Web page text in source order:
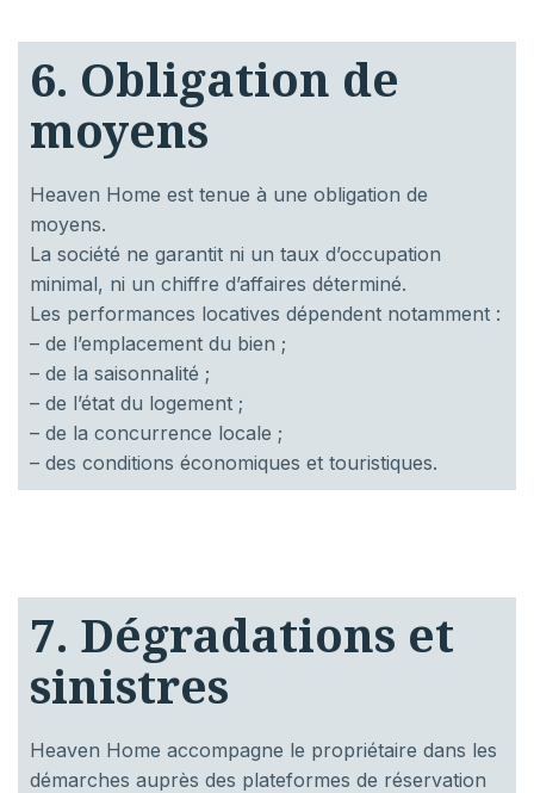
6. Obligation de
moyens
Heaven Home est tenue à une obligation de
moyens.
La société ne garantit ni un taux d’occupation
minimal, ni un chiffre d’affaires déterminé.
Les performances locatives dépendent notamment :
– de l’emplacement du bien ;
– de la saisonnalité ;
– de l’état du logement ;
– de la concurrence locale ;
– des conditions économiques et touristiques.
7. Dégradations et
sinistres
Heaven Home accompagne le propriétaire dans les
démarches auprès des plateformes de réservation